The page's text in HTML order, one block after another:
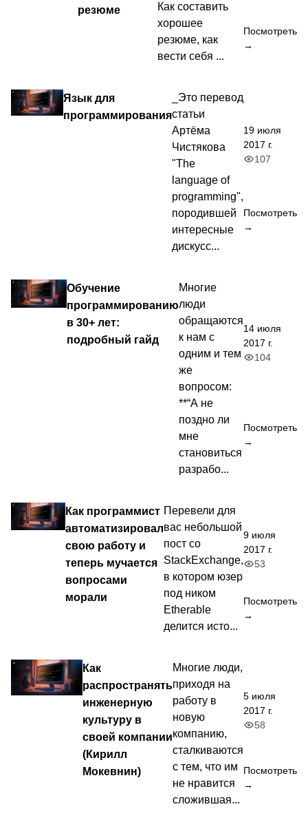
резюме
Как составить
хорошее
резюме, как
вести себя ...
Посмотреть
→
Язык для
программирования
_Это перевод
статьи
Артёма
Чистякова
"The
language of
programming",
породившей
интересные
дискусс...
19 июля
2017 г.
107
Посмотреть
→
Обучение
программированию
в 30+ лет:
подробный гайд
Многие
люди
обращаются
к нам с
одним и тем
же
вопросом:
**“А не
поздно ли
мне
становиться
разрабо...
14 июля
2017 г.
104
Посмотреть
→
Как программист
автоматизировал
свою работу и
теперь мучается
вопросами
морали
Перевели для
вас небольшой
пост со
StackExchange,
в котором юзер
под ником
Etherable
делится исто...
9 июля
2017 г.
53
Посмотреть
→
Как
распространять
инженерную
культуру в
своей компании
(Кирилл
Мокевнин)
Многие люди,
приходя на
работу в
новую
компанию,
сталкиваются
с тем, что им
не нравится
сложившая...
5 июля
2017 г.
58
Посмотреть
→